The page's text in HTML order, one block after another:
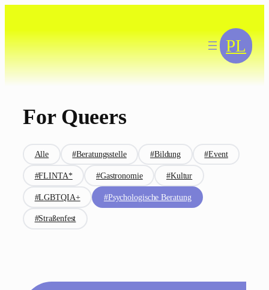
springen
PL
For Queers
Alle #Beratungsstelle #Bildung #Event
#FLINTA* #Gastronomie #Kultur
#LGBTQIA+ #Psychologische Beratung
#Straßenfest